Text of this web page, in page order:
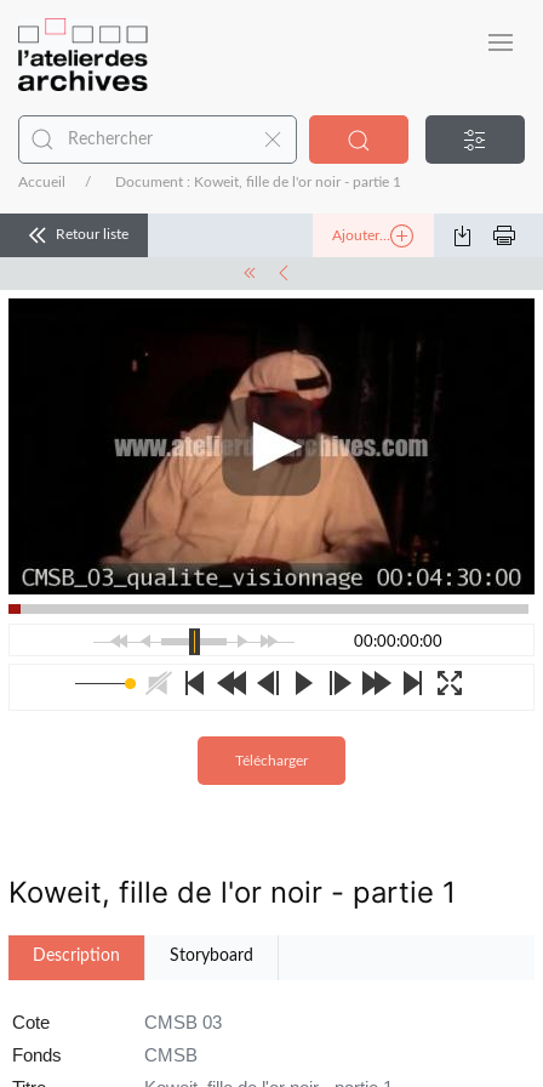
Accueil Document : Koweit, fille de l'or noir - partie 1
Retour liste Ajouter...
00:00:00:00
Télécharger
Koweit, fille de l'or noir - partie 1
Description Storyboard
Cote
CMSB 03
Fonds
CMSB